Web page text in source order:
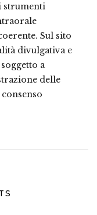
strumenti
Sul sito
divulgativa e
a
delle